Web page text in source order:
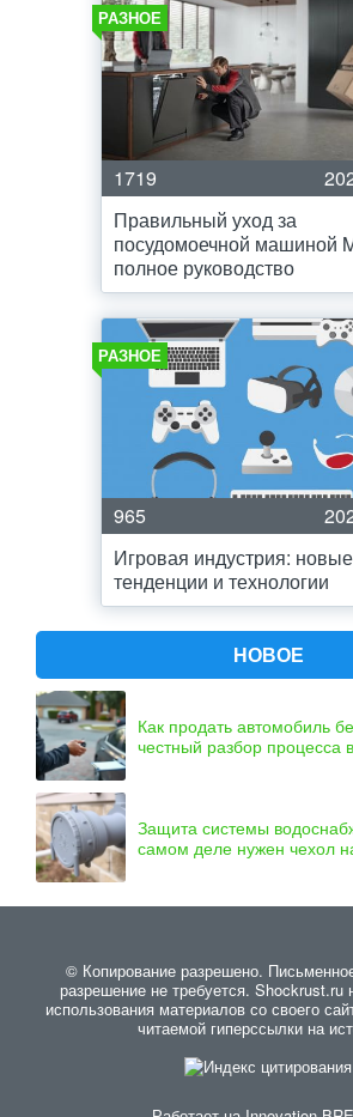
РАЗНОЕ
1719
Правильный уход за
посудомоечной машиной
полное руководство
РАЗНОЕ
965
Игровая индустрия: новые
тенденции и технологии
НОВОЕ
Как продать автомобиль
честный разбор процесса
Защита системы
самом деле нужен чехол
© Копирование разрешено.
разрешение не требуется. Shockrust.ru
использования материалов со своего
читаемой гиперссылки на